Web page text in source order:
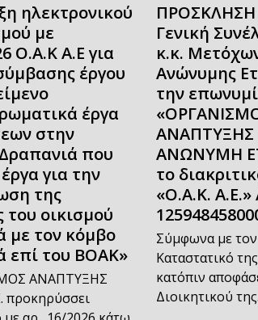
ηλεκτρονικού
με
Ο.Α.Κ Α.Ε για
έργου
έργα
στην
που
για την
της
του οικισμού
με τον κόμβο
επί του ΒΟΑΚ»
ΑΝΑΠΤΥΞΗΣ
προκηρύσσει
ΠΡΟΣΚΛΗΣΗ
Γενική
κ.κ.
Ανώνυμης
την
ΑΝΑΠΤΥΞΗΣ
ΑΝΩΝΥΜΗ
το
«Ο.Α.Κ.
Σύμφωνα με
Καταστατικό
κατόπιν
Διοικητικού